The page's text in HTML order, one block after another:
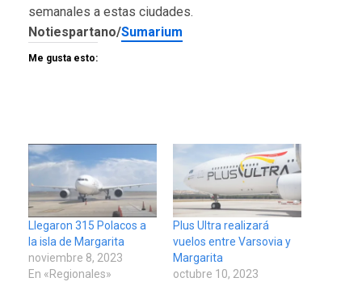
semanales a estas ciudades.
Notiespartano/Sumarium
Me gusta esto:
Llegaron 315 Polacos a
la isla de Margarita
noviembre 8, 2023
En «Regionales»
Plus Ultra realizará
vuelos entre Varsovia y
Margarita
octubre 10, 2023